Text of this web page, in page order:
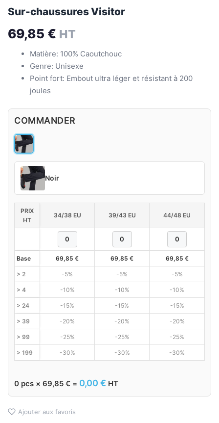
Sur-chaussures Visitor
69,85 € HT
Matière: 100% Caoutchouc
Genre: Unisexe
Point fort: Embout ultra léger et résistant à 200
joules
COMMANDER
Noir
PRIX
HT
34/38 EU 39/43 EU 44/48 EU
Base 69,85 € 69,85 € 69,85 €
> 2 -5% -5% -5%
> 4 -10% -10% -10%
> 24 -15% -15% -15%
> 39 -20% -20% -20%
> 99 -25% -25% -25%
> 199 -30% -30% -30%
0 pcs × 69,85 € = 0,00 € HT
Ajouter aux favoris